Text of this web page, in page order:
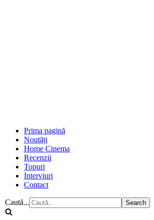
Prima pagină
Noutăți
Home Cinema
Recenzii
Topuri
Interviuri
Contact
Caută...